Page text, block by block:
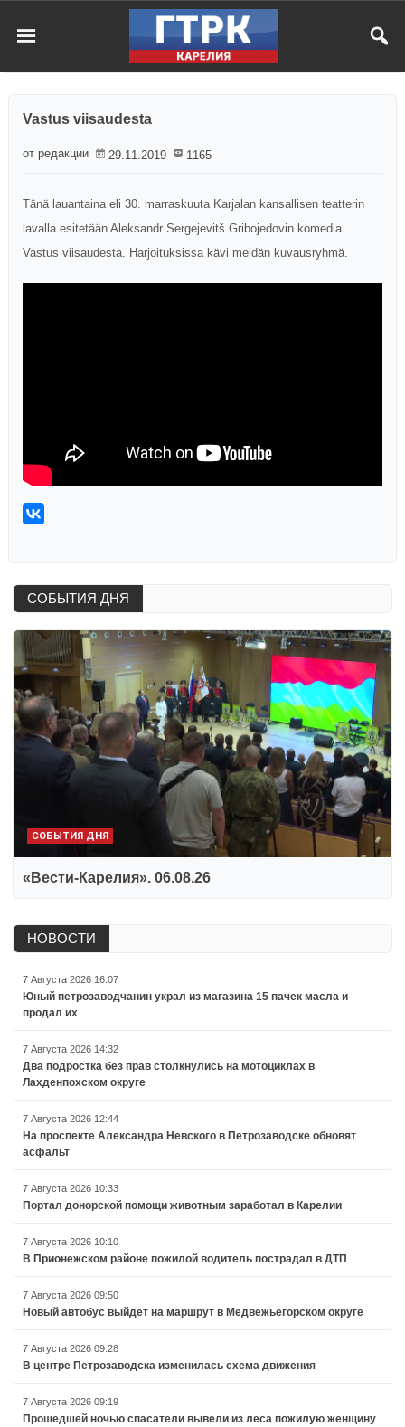
Vastus viisaudesta
от редакции 29.11.2019 1165
Tänä lauantaina eli 30. marraskuuta Karjalan kansallisen teatterin
lavalla esitetään Aleksandr Sergejevitš Gribojedovin komedia
Vastus viisaudesta. Harjoituksissa kävi meidän kuvausryhmä.
СОБЫТИЯ ДНЯ
СОБЫТИЯ ДНЯ
«Вести-Карелия». 06.08.26
НОВОСТИ
7 Августа 2026 16:07
Юный петрозаводчанин украл из магазина 15 пачек масла и
продал их
7 Августа 2026 14:32
Два подростка без прав столкнулись на мотоциклах в
Лахденпохском округе
7 Августа 2026 12:44
На проспекте Александра Невского в Петрозаводске обновят
асфальт
7 Августа 2026 10:33
Портал донорской помощи животным заработал в Карелии
7 Августа 2026 10:10
В Прионежском районе пожилой водитель пострадал в ДТП
7 Августа 2026 09:50
Новый автобус выйдет на маршрут в Медвежьегорском округе
7 Августа 2026 09:28
В центре Петрозаводска изменилась схема движения
7 Августа 2026 09:19
Прошедшей ночью спасатели вывели из леса пожилую женщину